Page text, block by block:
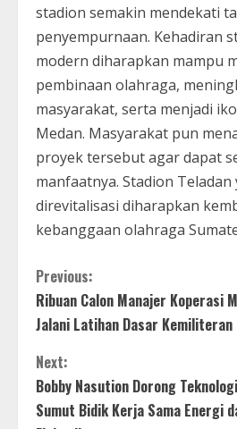
stadion semakin mendekati
penyempurnaan. Kehadiran
modern diharapkan mampu
pembinaan olahraga,
masyarakat, serta menjadi
Medan. Masyarakat pun
proyek tersebut agar dapat
manfaatnya. Stadion Teladan
direvitalisasi diharapkan
kebanggaan olahraga
C
o
n
t
Previous:
Ribuan Calon Manajer Koperasi
Jalani Latihan Dasar
Next:
Bobby Nasution Dorong
Sumut Bidik Kerja Sama Energi